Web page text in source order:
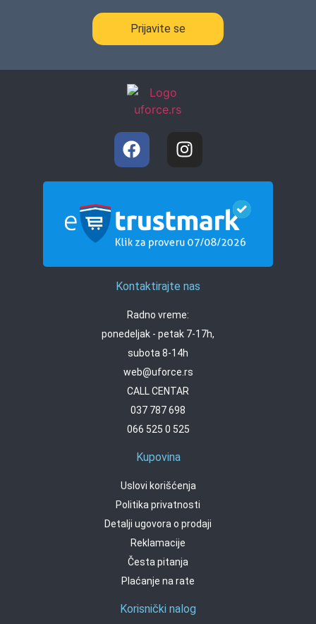
Prijavite se
Kontaktirajte nas
Radno vreme:
ponedeljak - petak 7-17h,
subota 8-14h
web@uforce.rs
CALL CENTAR
037 787 698
066 525 0 525
Kupovina
Uslovi korišćenja
Politika privatnosti
Detalji ugovora o prodaji
Reklamacije
Česta pitanja
Plaćanje na rate
Korisnički nalog